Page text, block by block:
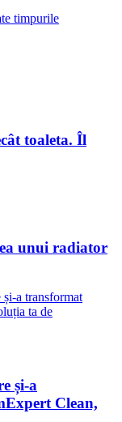
timpurile
toaleta. Îl
unui radiator
și-a
Clean,